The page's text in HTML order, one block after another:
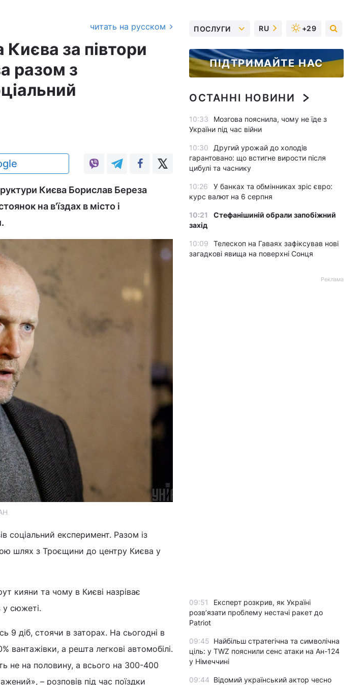
читать на русском
за півтори
разом з
Києва Борислав Береза
на в'їздах в місто і
соціальний експеримент. Разом із
шлях з Троєщини до центру Києва у
кияни та чому в Києві назріває
у сюжеті.
9 діб, стоячи в заторах. На сьогодні в
вантажівки, а решта легкові автомобілі.
не на половину, а всього на 300-400
– розповів під час поїздки
ПОСЛУГИ RU +29
ПІДТРИМАЙТЕ НАС
ОСТАННІ НОВИНИ
10:33
Мозгова пояснила, чому не їде з
України під час війни
10:30
Другий урожай до холодів
гарантовано: що встигне вирости після
цибулі та часнику
10:26
У банках та обмінниках зріс євро:
курс валют на 6 серпня
10:21
Стефанішиній обрали запобіжний
захід
10:09
Телескоп на Гаваях зафіксував нові
загадкові явища на поверхні Сонця
Реклама
09:51
Експерт розкрив, як Україні
розвʼязати проблему нестачі ракет до
Patriot
09:45 Найбільш стратегічна та символічна
ціль: у TWZ пояснили сенс атаки на Ан-124
у Німеччині
09:44 Відомий український актор чесно